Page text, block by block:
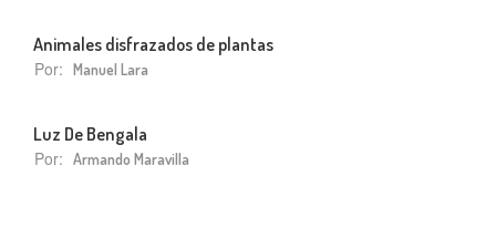
Animales disfrazados de plantas
Por: Manuel Lara
Luz De Bengala
Por: Armando Maravilla